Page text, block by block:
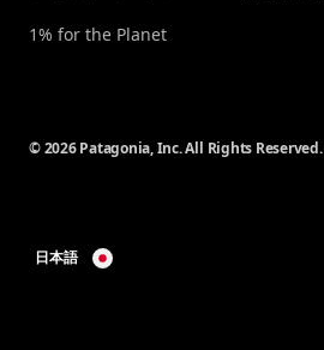
1% for the Planet
© 2026 Patagonia, Inc. All Rights Reserved.
日本語